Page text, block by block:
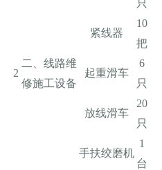
2
二、线路维
修施工设备
只
紧线器
10
把
起重滑车
6
只
放线滑车
20
只
手扶绞磨机
1
台